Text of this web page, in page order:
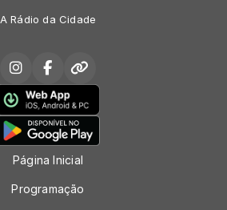
A Rádio da Cidade
Página Inicial
Programação